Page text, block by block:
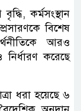
কর্মসংস্থান
বিশেষ
আরও
করেছে
ধরা হয়েছে ৬